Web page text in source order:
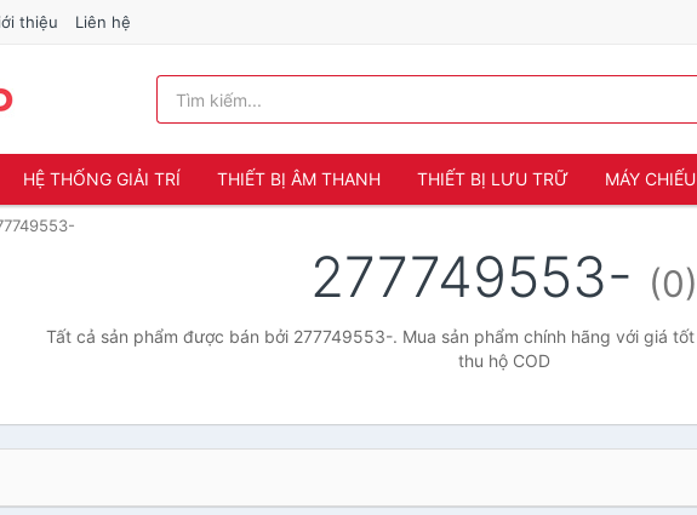
thiệu Liên hệ
HỆ THỐNG GIẢI TRÍ THIẾT BỊ ÂM THANH THIẾT BỊ LƯU TRỮ MÁY CHIẾU
277749553- (0)
Tất cả sản phẩm được bán bởi 277749553-. Mua sản phẩm chính hãng với giá
thu hộ COD